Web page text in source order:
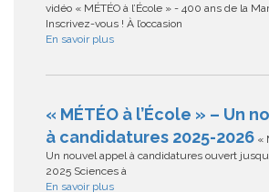
vidéo « MÉTÉO à l’École » - 400 ans de la
Inscrivez-vous ! À l’occasion
En savoir plus
« MÉTÉO à l’École » – Un
à candidatures 2025-2026 «
Un nouvel appel à candidatures ouvert
2025 Sciences à
En savoir plus